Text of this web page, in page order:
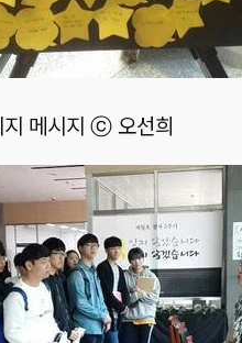
메시지 ⓒ 오선희